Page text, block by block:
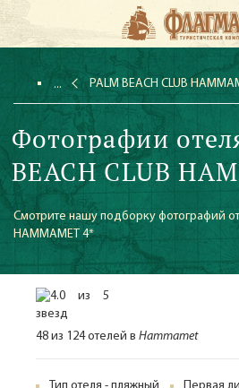
PALM BEACH CLUB
Фотографии
BEACH CLUB
Смотрите нашу подборку фотографий
HAMMAMET 4*
48 из 124 отелей в Hammamet